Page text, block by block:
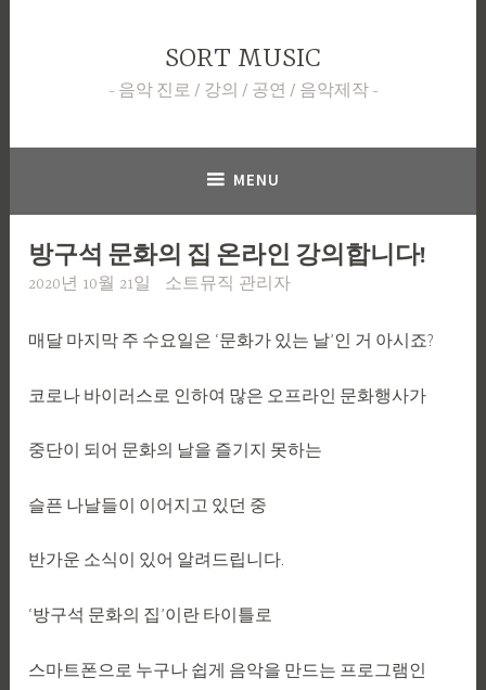
SORT MUSIC
음악 진로 / 강의 / 공연 / 음악제작
MENU
방구석 문화의 집 온라인 강의합니다!
2020년 10월 21일 소트뮤직 관리자
매달 마지막 주 수요일은 ‘문화가 있는 날’인 거 아시죠?
코로나 바이러스로 인하여 많은 오프라인 문화행사가
중단이 되어 문화의 날을 즐기지 못하는
슬픈 나날들이 이어지고 있던 중
반가운 소식이 있어 알려드립니다.
‘방구석 문화의 집’이란 타이틀로
스마트폰으로 누구나 쉽게 음악을 만드는 프로그램인